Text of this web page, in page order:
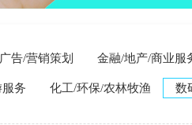
告/营销策划 金融/地产/商业服
务 化工/环保/农林牧渔 数